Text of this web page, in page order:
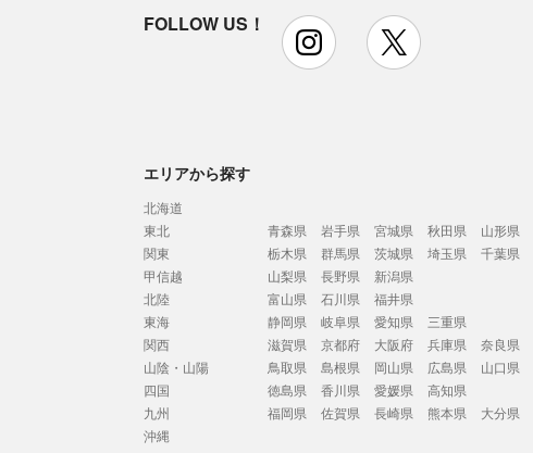
FOLLOW US！ instagram
エリアから探す
北海道
東北
青森県 岩手県 宮城県 秋田県 山形県
関東
栃木県 群馬県 茨城県 埼玉県 千葉県
甲信越
山梨県 長野県
新潟県
北陸
富山県 石川県
福井県
東海
静岡県 岐阜県 愛知県
三重県
関西
滋賀県 京都府 大阪府 兵庫県 奈良県
山陰・山陽
鳥取県 島根県 岡山県 広島県
山口県
四国
徳島県 香川県 愛媛県
高知県
九州
福岡県 佐賀県 長崎県 熊本県 大分県
沖縄